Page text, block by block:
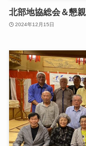
北部地協総会＆懇
2024年12月15日